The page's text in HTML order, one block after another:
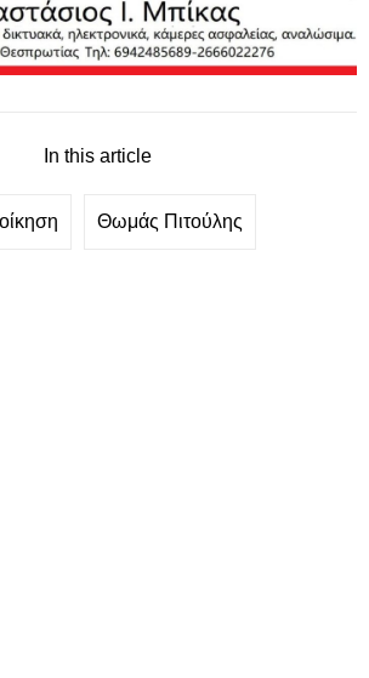
In this article
Θωμάς Πιτούλης